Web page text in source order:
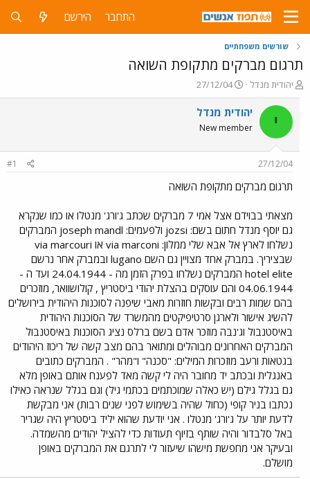
התחבר הירשם
שורשים משפחתיים
תרגום מברקים מתקופת השואה
פ
ו
ת
ח
ה
ש
א
יהודית מנדל
פ
ו
ר
ם
ר
27/12/04
י יהודית מנדל
New member
27/12/04
#1
תרגום מברקים מתקופת השואה
מצאתי בבוידם אצל אמי 7 מברקים שכתב ג'ורג' מנטלו או כמו שנקרא
גם יוסף מנדל חתום בשם: jozsi ולפעמים: joseph mandl המברקים
נשלחו לארץ אל אבא שלי ממלון: via marconi או via marcouri
שבציריך. במברק אחד מצויין גם השם lugano ובמברק אחר נרשם
hotel elite המברקים נשלחו בפרק הזמן מה - 24.04.1944 ועד ה -
04.06.1944 והם עוסקים בהצלת יהודי ביסטריץ , קולושוואר, מוזכרים
בהם שמות רבים ובקשות חוזרות מאבי שיפנה לסוכנות היהודית בירושלים
להשיג אישור ולארגן סרטיפיקטים מהמשרד של הסוכנות היהודית
באיסטנבול וג'נבה מוזכר אדם בשם ברלס נציג הסוכנות באיסטנבול
המברקים האחרונים מבוהלים ומתואר בהם מצב קשה של ריכוז היהודים
בגטאות ורעב מוזכרות המילים: "סכנה" ו"מהר" . המברקים כתובים
באנגלית ובכתב יד מחובר היה לי קשה מאד לפענח אותם באופן מלא
גם בגלל גילם (יש כאלה שמוכתמים בכתמי גיל) וגם בגלל שנראה כאילו
נכתבו בניר קופי (כחול שהיה בשימוש לפני שנים רבות) אני מבקשת
לדעת יותר על ג'ורג' מנטלו . אני יודעת שהוא יליד ביסטריץ היה שגריר
באל סלבדור והיה שותף בזיוף תעודות כדי להציל יהודים מהשמדה.
ובעיקר אני מחפשת מישהו שיעזור לי לתרגם את המברקים באופן
מושלם.